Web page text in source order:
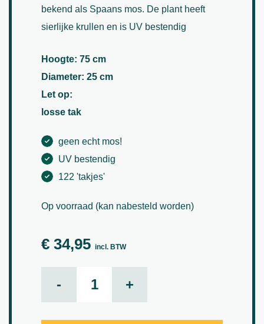
bekend als Spaans mos. De plant heeft
sierlijke krullen en is UV bestendig
Hoogte: 75 cm
Diameter: 25 cm
Let op:
losse tak
geen echt mos!
UV bestendig
122 'takjes'
Op voorraad (kan nabesteld worden)
€ 34,95 incl. BTW
- +